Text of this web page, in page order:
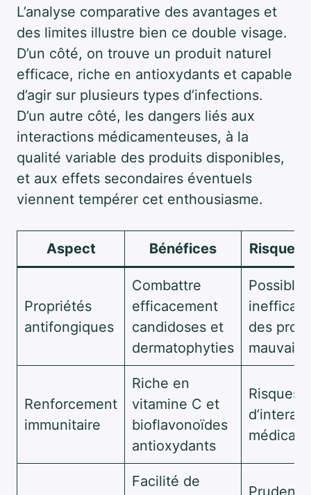
L’analyse comparative des avantages et
des limites illustre bien ce double visage.
D’un côté, on trouve un produit naturel
efficace, riche en antioxydants et capable
d’agir sur plusieurs types d’infections.
D’un autre côté, les dangers liés aux
interactions médicamenteuses, à la
qualité variable des produits disponibles,
et aux effets secondaires éventuels
viennent tempérer cet enthousiasme.
Aspect Bénéfices Risques
Propriétés
antifongiques
Combattre
efficacement
candidoses et
dermatophyties
Possible
des
Renforcement
immunitaire
Riche en
vitamine C et
bioflavonoïdes
antioxydants
Risques
Facilité de